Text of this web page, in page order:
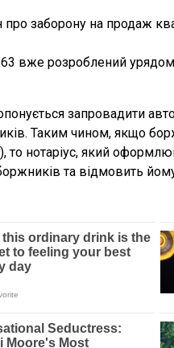
заборону на продаж
вже розроблений урядом
запровадити
Таким чином, якщо
то нотаріус, який
та відмовить